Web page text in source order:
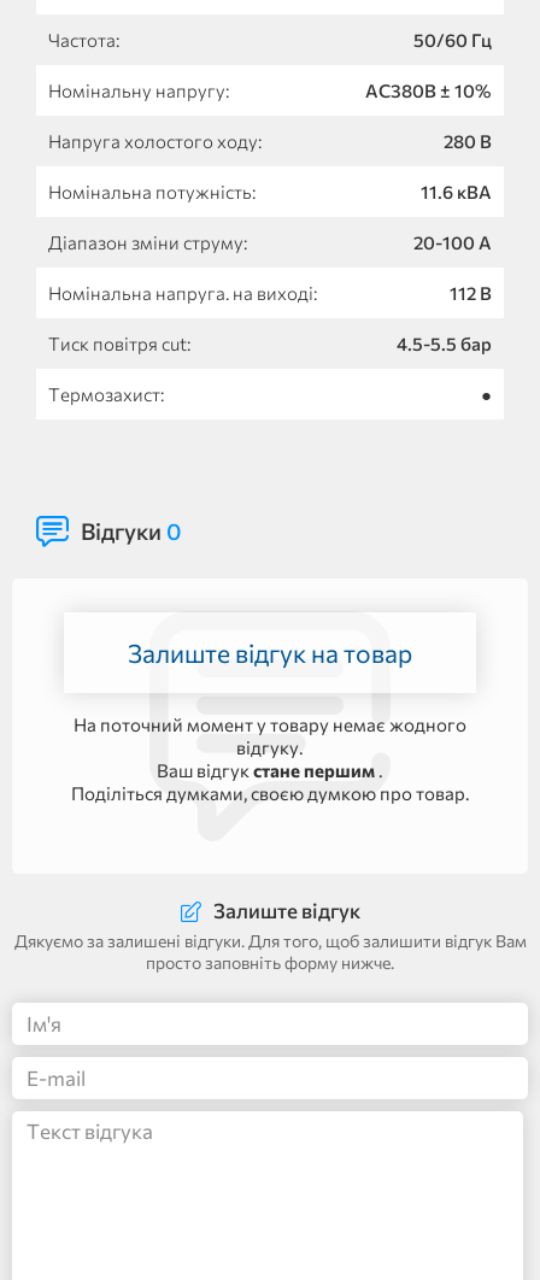
Частота: 50/60 Гц
Номінальну напругу: AC380B ± 10%
Напруга холостого ходу: 280 B
Номінальна потужність: 11.6 кВА
Діапазон зміни струму: 20-100 A
Номінальна напруга. на виході: 112 B
Тиск повітря cut: 4.5-5.5 бар
Термозахист: ●
Відгуки 0
Залиште відгук на товар
На поточний момент у товару немає жодного
відгуку.
Ваш відгук стане першим .
Поділіться думками, своєю думкою про товар.
Залиште відгук
Дякуємо за залишені відгуки. Для того, щоб залишити відгук Вам
просто заповніть форму нижче.